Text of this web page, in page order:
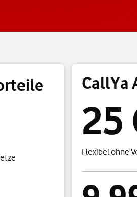
CallYa
25
Flexibel ohne